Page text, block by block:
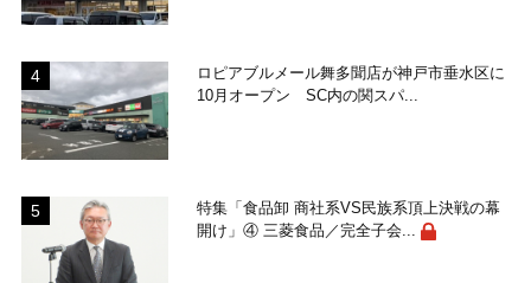
ロピアブルメール舞多聞店が神戸市垂水区に
10月オープン SC内の関スパ...
特集「食品卸 商社系VS民族系頂上決戦の幕
開け」④ 三菱食品／完全子会...